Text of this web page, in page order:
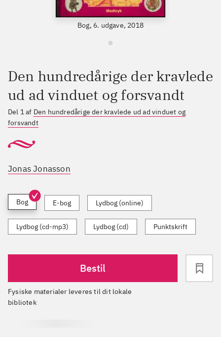
Bog, 6. udgave, 2018
Den hundredårige der kravlede
ud ad vinduet og forsvandt
Del 1 af Den hundredårige der kravlede ud ad vinduet og
forsvandt
Jonas Jonasson
Bog E-bog Lydbog (online)
Lydbog (cd-mp3) Lydbog (cd) Punktskrift
Bestil
Fysiske materialer leveres til dit lokale
bibliotek